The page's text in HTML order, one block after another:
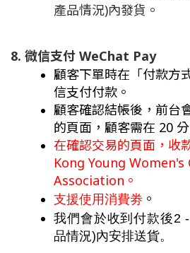
產品情況)內發貨。
8. 微信支付 WeChat Pay
顧客下單時在「付款方
信支付付款。
顧客確認結帳後，前台
的頁面，顧客需在 20
在確認交易的頁面，收
Kong Young
Association。
支援使用消費劵 。
我們會於收到付款後2
品情況)內安排送貨。